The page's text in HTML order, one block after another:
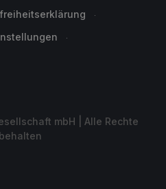
mbH | Alle Rechte